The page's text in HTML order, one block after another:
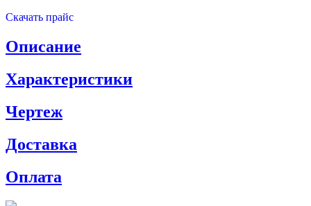
Скачать прайс
Описание
Характеристики
Чертеж
Доставка
Оплата